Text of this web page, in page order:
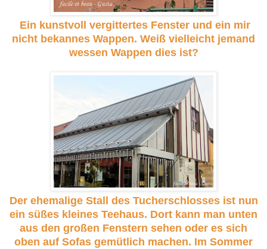
Ein kunstvoll vergittertes Fenster und ein mir
nicht bekannes Wappen. Weiß vielleicht jemand
wessen Wappen dies ist?
Der ehemalige Stall des Tucherschlosses ist nun
ein süßes kleines Teehaus. Dort kann man unten
aus den großen Fenstern sehen oder es sich
oben auf Sofas gemütlich machen. Im Sommer